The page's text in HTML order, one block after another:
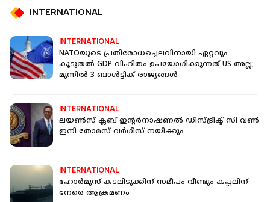
INTERNATIONAL
INTERNATIONAL
NATOയുടെ പ്രതിരോധച്ചെലവിനായി ഏറ്റവും
കൂടുതൽ GDP വിഹിതം ഉപയോ​ഗിക്കുന്നത് US അല്ല;
മുന്നിൽ 3 ബാൾട്ടിക് രാജ്യങ്ങൾ
INTERNATIONAL
ലയണ്‍സ് ക്ലബ് ഇന്റര്‍നാഷണല്‍ ഡിസ്ട്രിക്ട് സി വണ്‍
ഇനി തോമസ് വര്‍ഗീസ് നയിക്കും
INTERNATIONAL
ഹോര്‍മുസ് കടലിടുക്കിന് സമീപം വീണ്ടും കപ്പലിന്
നേരെ ആക്രമണം